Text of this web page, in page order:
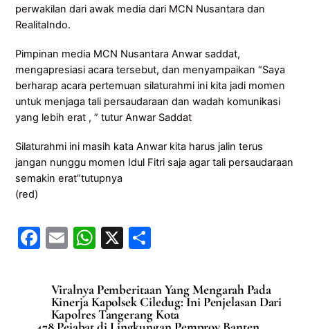
perwakilan dari awak media dari MCN Nusantara dan
RealitaIndo.
Pimpinan media MCN Nusantara Anwar saddat,
mengapresiasi acara tersebut, dan menyampaikan “Saya
berharap acara pertemuan silaturahmi ini kita jadi momen
untuk menjaga tali persaudaraan dan wadah komunikasi
yang lebih erat , ” tutur Anwar Saddat
Silaturahmi ini masih kata Anwar kita harus jalin terus
jangan nunggu momen Idul Fitri saja agar tali persaudaraan
semakin erat”tutupnya
(red)
F
c
e
E
ai
l
W
at
s
X
ar
e
Viralnya Pemberitaan Yang Mengarah Pada
Kinerja Kapolsek Ciledug: Ini Penjelasan Dari
Kapolres Tangerang Kota